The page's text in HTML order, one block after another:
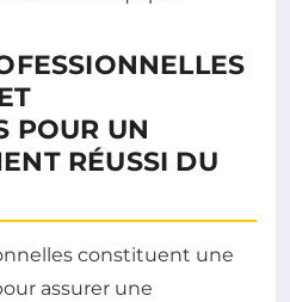
POUR UN
RÉUSSI DU
constituent une
assurer une